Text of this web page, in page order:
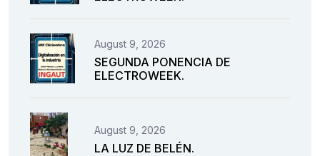
August 9, 2026
SEGUNDA PONENCIA DE
ELECTROWEEK.
August 9, 2026
LA LUZ DE BELÉN.